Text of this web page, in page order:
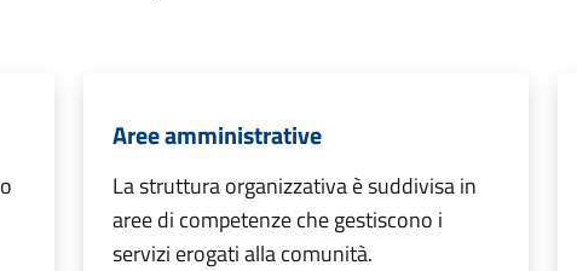
Aree amministrative
La struttura organizzativa è suddivisa in
aree di competenze che gestiscono i
servizi erogati alla comunità.